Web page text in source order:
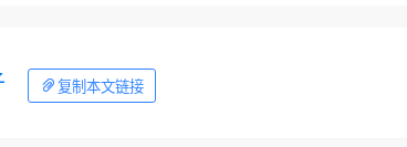
复制本文链接